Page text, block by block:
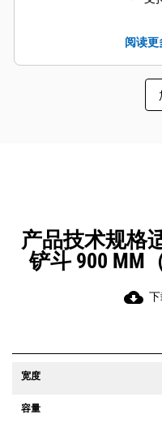
能
且
时
反
与
牢
阅读更
产品技术规格
铲斗 900 MM
cloud_download
宽度
容量